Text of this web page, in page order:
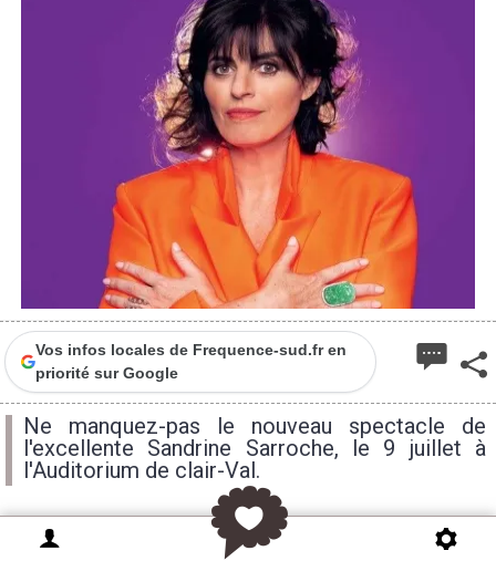
Vos infos locales de Frequence-sud.fr en
priorité sur Google
Ne manquez-pas le nouveau spectacle de
l'excellente Sandrine Sarroche, le 9 juillet à
l'Auditorium de clair-Val.
Après le succès, triomphe, raz-de-marée de « La Loi